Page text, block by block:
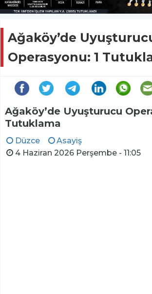
Ağaköy’de
Operasyonu: 1
Ağaköy’de Uyuşturucu
Tutuklama
Düzce
Asayiş
4 Haziran 2026 Perşembe - 11:05